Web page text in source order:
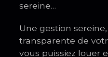
sereine…
Une gestion
transparente de
vous puissiez louer